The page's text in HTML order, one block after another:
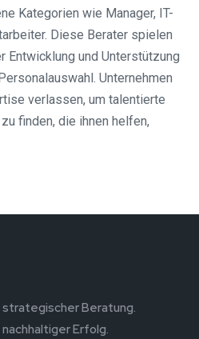
Kategorien wie Manager, IT-
Diese Berater spielen
Entwicklung und Unterstützung
Unternehmen
verlassen, um talentierte
finden, die ihnen helfen,
Beratung.
Erfolg.